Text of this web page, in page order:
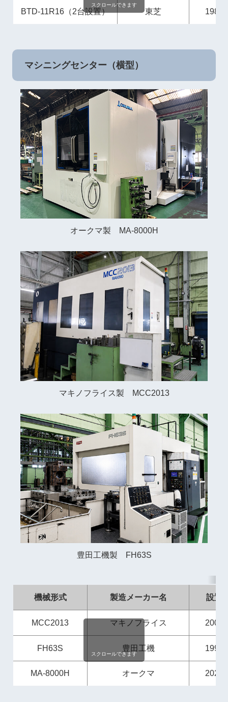
BTD-11R16（2台設置） 東芝 1989
スクロールできます
マシニングセンター（横型）
オークマ製 MA-8000H
マキノフライス製 MCC2013
豊田工機製 FH63S
機械形式 製造メーカー名 設置
MCC2013 マキノフライス 2002
FH63S 豊田工機 1997
MA-8000H オークマ 2025
スクロールできます